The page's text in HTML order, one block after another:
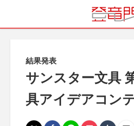
結果発表
サンスター文具
具アイデアコン